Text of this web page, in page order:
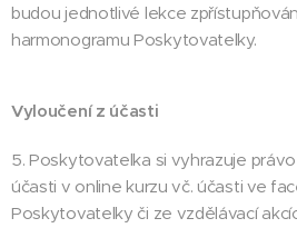
budou jednotlivé lekce
harmonogramu Poskytovatelky.
Vyloučení z účasti
5. Poskytovatelka si vyhrazuje
účasti v online kurzu vč. účasti ve
Poskytovatelky či ze vzdělávací